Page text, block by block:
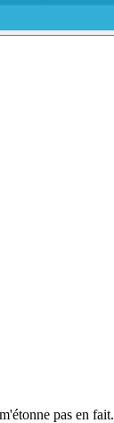
pas en fait.